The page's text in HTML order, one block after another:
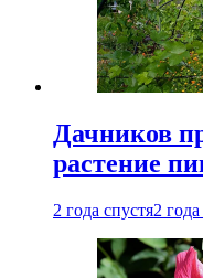
Дачников
растение
2 года спустя2